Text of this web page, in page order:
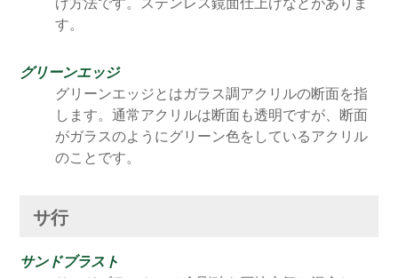
す。
グリーンエッジ
グリーンエッジとはガラス調アクリルの断面を指
します。通常アクリルは断面も透明ですが、断面
がガラスのようにグリーン色をしているアクリル
のことです。
サ行
サンドブラスト